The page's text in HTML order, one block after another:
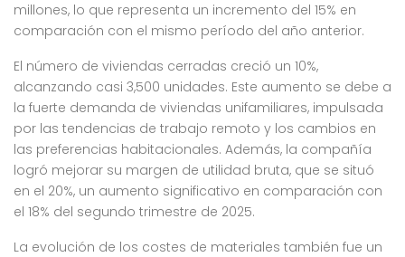
millones, lo que representa un incremento del 15% en
comparación con el mismo período del año anterior.
El número de viviendas cerradas creció un 10%,
alcanzando casi 3,500 unidades. Este aumento se debe a
la fuerte demanda de viviendas unifamiliares, impulsada
por las tendencias de trabajo remoto y los cambios en
las preferencias habitacionales. Además, la compañía
logró mejorar su margen de utilidad bruta, que se situó
en el 20%, un aumento significativo en comparación con
el 18% del segundo trimestre de 2025.
La evolución de los costes de materiales también fue un